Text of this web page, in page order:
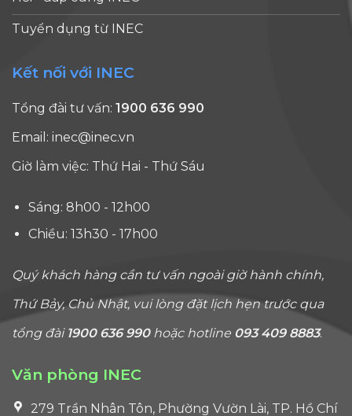
Tuyển dụng từ INEC
Kết nối với INEC
Tổng đài tư vấn: 1900 636 990
Email: inec@inec.vn
Giờ làm việc: Thứ Hai - Thứ Sáu
Sáng: 8h00 - 12h00
Chiều: 13h30 - 17h00
Quý khách hàng cần tư vấn ngoài giờ hành chính,
Thứ Bảy, Chủ Nhật, vui lòng đặt lịch hẹn trước qua
tổng đài 1900 636 990hoặc hotline 093 409 8883.
Văn phòng INEC
279 Trần Nhân Tôn, Phường Vườn Lài, TP. Hồ Chí